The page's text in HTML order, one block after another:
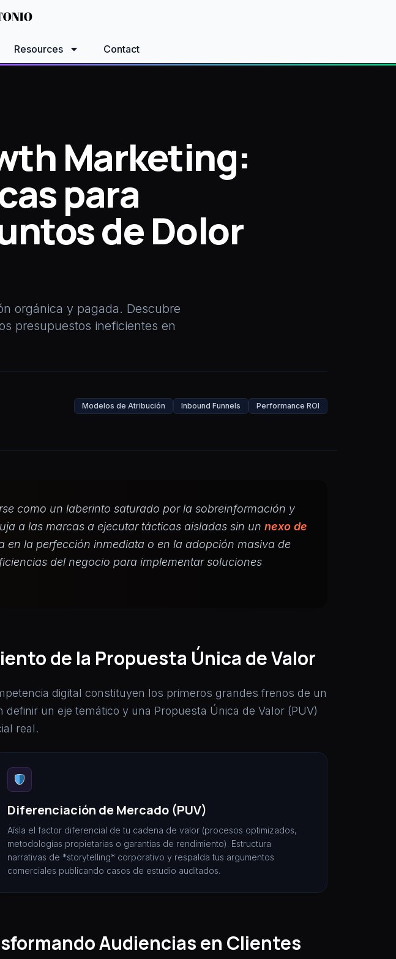
Resources Contact
Marketing:
para
de Dolor
orgánica y pagada. Descubre
presupuestos ineficientes en
Modelos de Atribución Inbound Funnels Performance ROI
como un laberinto saturado por la sobreinformación y
a las marcas a ejecutar tácticas aisladas sin un nexo de
en la perfección inmediata o en la adopción masiva de
del negocio para implementar soluciones
de la Propuesta Única de Valor
digital constituyen los primeros grandes frenos de un
un eje temático y una Propuesta Única de Valor (PUV)
real.
Diferenciación de Mercado (PUV)
Aísla el factor diferencial de tu cadena de valor (procesos optimizados,
metodologías propietarias o garantías de rendimiento). Estructura
narrativas de *storytelling* corporativo y respalda tus argumentos
comerciales publicando casos de estudio auditados.
Audiencias en Clientes